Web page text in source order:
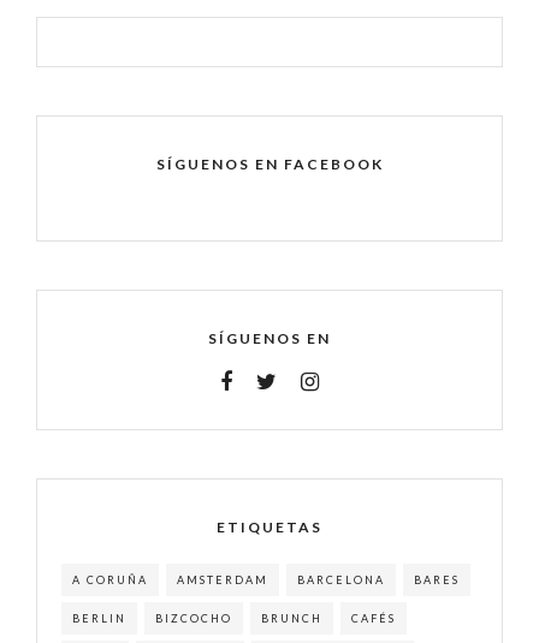
SÍGUENOS EN FACEBOOK
SÍGUENOS EN
ETIQUETAS
A CORUÑA AMSTERDAM BARCELONA BARES
BERLIN BIZCOCHO BRUNCH CAFÉS